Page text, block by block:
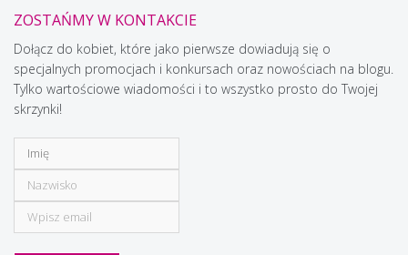
ZOSTAŃMY W KONTAKCIE
Dołącz do kobiet, które jako pierwsze dowiadują się o
specjalnych promocjach i konkursach oraz nowościach na blogu.
Tylko wartościowe wiadomości i to wszystko prosto do Twojej
skrzynki!